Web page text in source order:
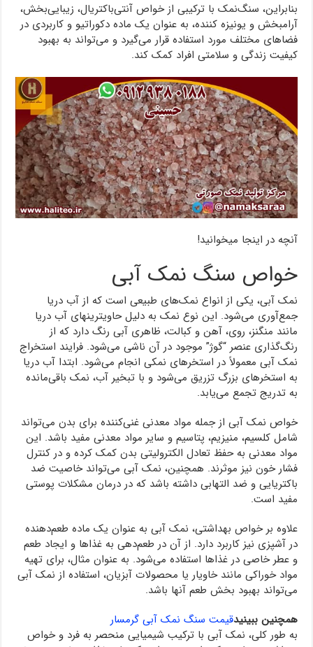
بنابراین، سنگ‌نمک با ترکیبی از خواص آنتی‌باکتریال، زیبایی‌بخش،
آرامبخش و یونیزه کننده، به عنوان یک ماده دکوراتیو و کاربردی در
فضاهای مختلف مورد استفاده قرار می‌گیرد و می‌تواند به بهبود
کیفیت زندگی و سلامتی افراد کمک کند.
آنچه در اینجا میخوانید!
خواص سنگ نمک آبی
نمک آبی، یکی از انواع نمک‌های طبیعی است که از آب دریا
جمع‌آوری می‌شود. این نوع نمک به دلیل حاویترینهای آب دریا
مانند منگنز، روی، آهن و کبالت، ظاهری آبی رنگ دارد که از
رنگ‌گذاری عنصر “گوژ” موجود در آن ناشی می‌شود. فرایند استخراج
نمک آبی معمولاً در استخرهای نمکی انجام می‌شود. ابتدا آب دریا
به استخرهای بزرگ تزریق می‌شود و با تبخیر آب، نمک باقی‌مانده
به تدریج تجمع می‌یابد.
خواص نمک آبی از جمله مواد معدنی غنی‌کننده برای بدن می‌تواند
شامل کلسیم، منیزیم، پتاسیم و سایر مواد معدنی مفید باشد. این
مواد معدنی به حفظ تعادل الکترولیتی بدن کمک کرده و در کنترل
فشار خون نیز موثرند. همچنین، نمک آبی می‌تواند خاصیت ضد
باکتریایی و ضد التهابی داشته باشد که در درمان مشکلات پوستی
مفید است.
علاوه بر خواص بهداشتی، نمک آبی به عنوان یک ماده طعم‌دهنده
در آشپزی نیز کاربرد دارد. از آن در طعم‌دهی به غذاها و ایجاد طعم
و عطر خاصی در غذاها استفاده می‌شود. به عنوان مثال، برای تهیه
مواد خوراکی مانند خاویار یا محصولات آبزیان، استفاده از نمک آبی
می‌تواند بهبود بخش طعم آنها باشد.
همچنین ببینیدقیمت سنگ نمک آبی گرمسار
به طور کلی، نمک آبی با ترکیب شیمیایی منحصر به فرد و خواص